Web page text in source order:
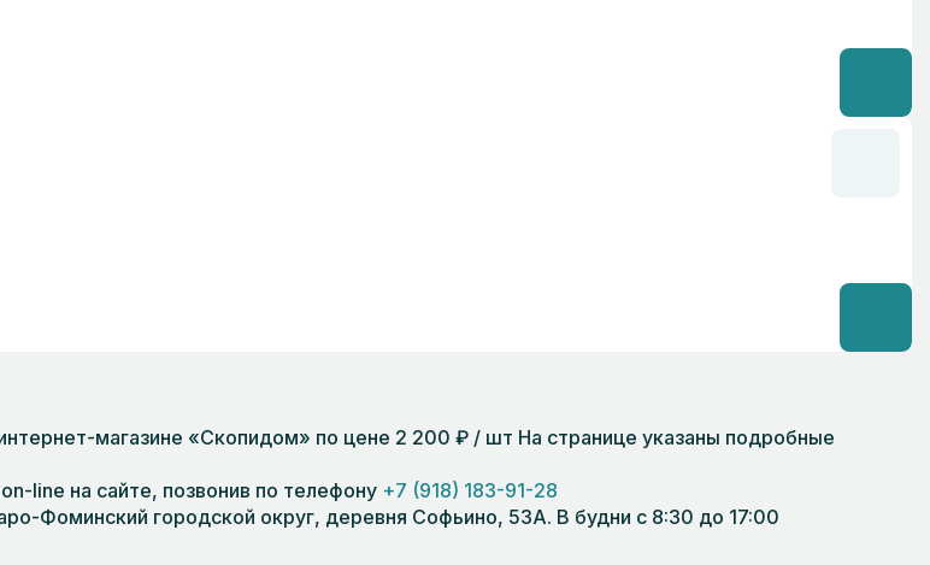
магазине «Скопидом» по цене 2 200 ₽ / шт На странице указаны подробные
line на сайте, позвонив по телефону +7 (918) 183-91-28
Фоминский городской округ, деревня Софьино, 53А. В будни с 8:30 до 17:00